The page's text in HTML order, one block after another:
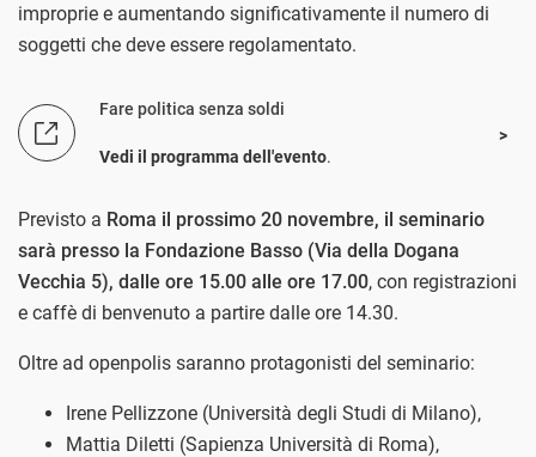
improprie e aumentando significativamente il numero di
soggetti che deve essere regolamentato.
Fare politica senza soldi
Vedi il programma dell'evento.
Previsto a Roma il prossimo 20 novembre, il seminario
sarà presso la Fondazione Basso (Via della Dogana
Vecchia 5), dalle ore 15.00 alle ore 17.00, con registrazioni
e caffè di benvenuto a partire dalle ore 14.30.
Oltre ad openpolis saranno protagonisti del seminario:
Irene Pellizzone (Università degli Studi di Milano),
Mattia Diletti (Sapienza Università di Roma),